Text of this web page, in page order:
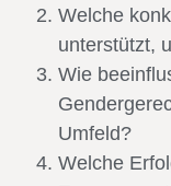
Welche
unterstützt,
Wie
Umfeld?
Welche